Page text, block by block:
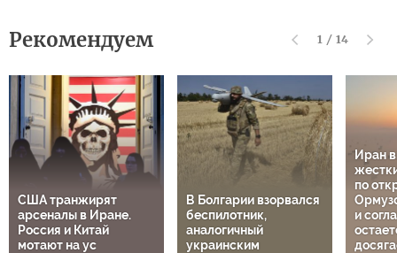
Рекомендуем 1 / 14
США транжирят
арсеналы в Иране.
Россия и Китай
мотают на ус
В Болгарии взорвался
беспилотник,
аналогичный
украинским
Иран
по
и